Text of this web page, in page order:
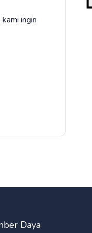
ingin
Daya